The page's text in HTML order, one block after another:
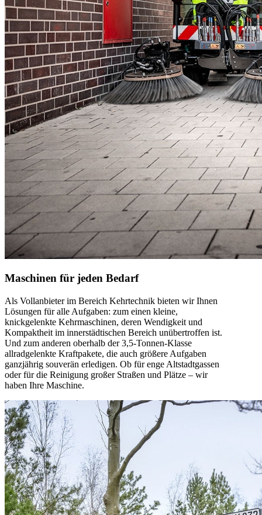
Maschinen für jeden Bedarf
Als Vollanbieter im Bereich Kehrtechnik bieten wir Ihnen
Lösungen für alle Aufgaben: zum einen kleine,
knickgelenkte Kehrmaschinen, deren Wendigkeit und
Kompaktheit im innerstädtischen Bereich unübertroffen ist.
Und zum anderen oberhalb der 3,5-Tonnen-Klasse
allradgelenkte Kraftpakete, die auch größere Aufgaben
ganzjährig souverän erledigen. Ob für enge Altstadtgassen
oder für die Reinigung großer Straßen und Plätze – wir
haben Ihre Maschine.